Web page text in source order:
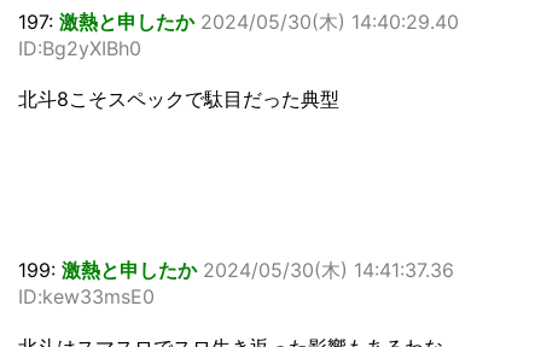
197: 激熱と申したか 2024/05/30(木) 14:40:29.40
ID:Bg2yXIBh0
北斗8こそスペックで駄目だった典型
199: 激熱と申したか 2024/05/30(木) 14:41:37.36
ID:kew33msE0